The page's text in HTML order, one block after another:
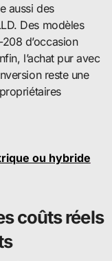
aussi des
Des modèles
d’occasion
l’achat pur avec
reste une
ou hybride
coûts réels